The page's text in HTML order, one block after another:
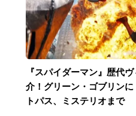
『スパイダーマン』歴代
介！グリーン・ゴブリンに
トパス、ミステリオまで